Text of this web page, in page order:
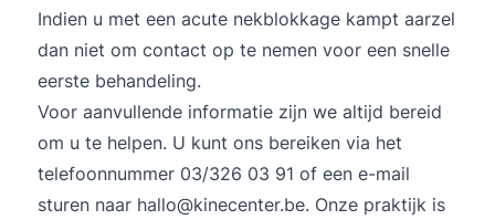
Indien u met een acute nekblokkage kampt aarzel
dan niet om contact op te nemen voor een snelle
eerste behandeling.
Voor aanvullende informatie zijn we altijd bereid
om u te helpen. U kunt ons bereiken via het
telefoonnummer 03/326 03 91 of een e-mail
sturen naar hallo@kinecenter.be. Onze praktijk is